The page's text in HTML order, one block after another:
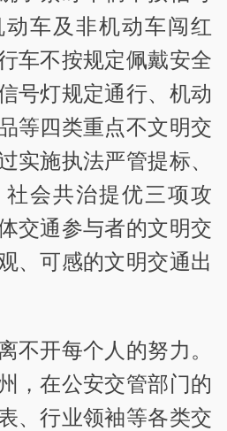
车及非机动车闯红
车不按规定佩戴安全
号灯规定通行、机动
等四类重点不文明交
实施执法严管提标、
会共治提优三项攻
交通参与者的文明交
、可感的文明交通出
不开每个人的努力。
，在公安交管部门的
、行业领袖等各类交